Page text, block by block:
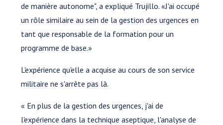
de manière autonome", a expliqué Trujillo. «J'ai occupé
un rôle similaire au sein de la gestion des urgences en
tant que responsable de la formation pour un
programme de base.»
L'expérience qu'elle a acquise au cours de son service
militaire ne s'arrête pas là.
« En plus de la gestion des urgences, j'ai de
l'expérience dans la technique aseptique, l'analyse de